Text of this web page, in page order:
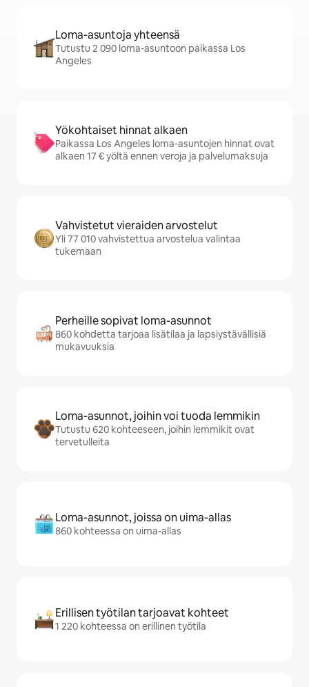
Loma-asuntoja yhteensä
Tutustu 2 090 loma-asuntoon paikassa Los
Angeles
Yökohtaiset hinnat alkaen
Paikassa Los Angeles loma-asuntojen hinnat ovat
alkaen 17 € yöltä ennen veroja ja palvelumaksuja
Vahvistetut vieraiden arvostelut
Yli 77 010 vahvistettua arvostelua valintaa
tukemaan
Perheille sopivat loma-asunnot
860 kohdetta tarjoaa lisätilaa ja lapsiystävällisiä
mukavuuksia
Loma-asunnot, joihin voi tuoda lemmikin
Tutustu 620 kohteeseen, joihin lemmikit ovat
tervetulleita
Loma-asunnot, joissa on uima-allas
860 kohteessa on uima-allas
Erillisen työtilan tarjoavat kohteet
1 220 kohteessa on erillinen työtila